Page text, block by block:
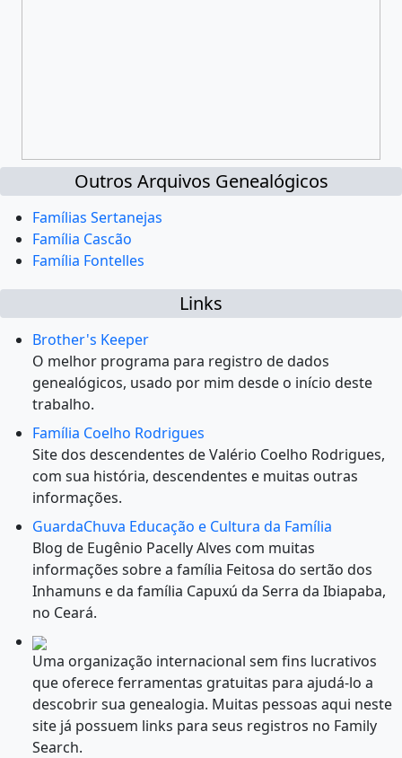
Outros Arquivos Genealógicos
Famílias Sertanejas
Família Cascão
Família Fontelles
Links
Brother's Keeper
O melhor programa para registro de dados
genealógicos, usado por mim desde o início deste
trabalho.
Família Coelho Rodrigues
Site dos descendentes de Valério Coelho Rodrigues,
com sua história, descendentes e muitas outras
informações.
GuardaChuva Educação e Cultura da Família
Blog de Eugênio Pacelly Alves com muitas
informações sobre a família Feitosa do sertão dos
Inhamuns e da família Capuxú da Serra da Ibiapaba,
no Ceará.
Uma organização internacional sem fins lucrativos
que oferece ferramentas gratuitas para ajudá-lo a
descobrir sua genealogia. Muitas pessoas aqui neste
site já possuem links para seus registros no Family
Search.